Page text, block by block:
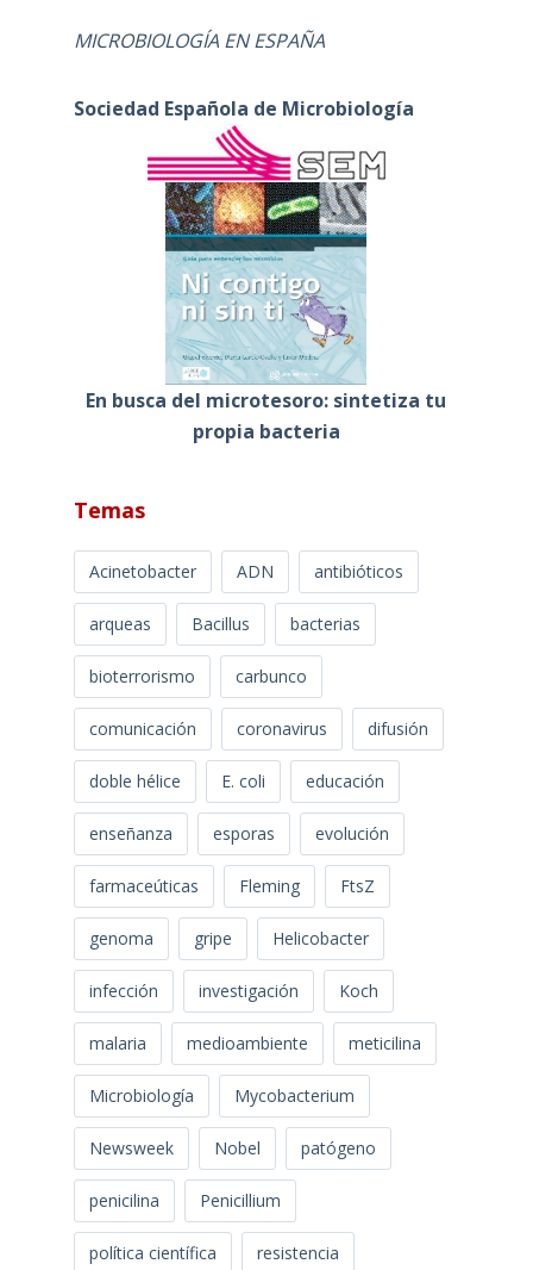
MICROBIOLOGÍA EN ESPAÑA
Sociedad Española de Microbiología
En busca del microtesoro: sintetiza tu
propia bacteria
Temas
Acinetobacter ADN antibióticos
arqueas Bacillus bacterias
bioterrorismo carbunco
comunicación coronavirus difusión
doble hélice E. coli educación
enseñanza esporas evolución
farmaceúticas Fleming FtsZ
genoma gripe Helicobacter
infección investigación Koch
malaria medioambiente meticilina
Microbiología Mycobacterium
Newsweek Nobel patógeno
penicilina Penicillium
política científica resistencia